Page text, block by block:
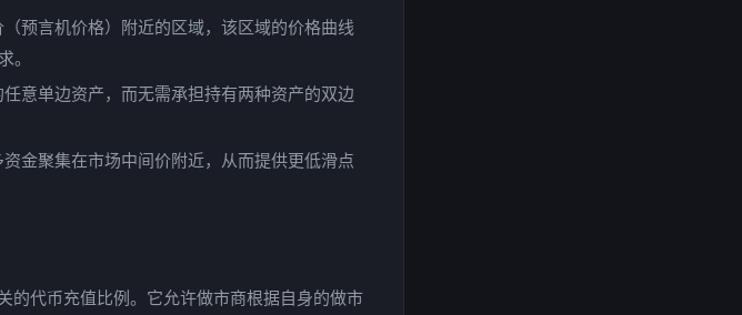
预言机价格）附近的区域，该区域的价格曲线
。
意单边资产，而无需承担持有两种资产的双边
金聚集在市场中间价附近，从而提供更低滑点
的代币充值比例。它允许做市商根据自身的做市